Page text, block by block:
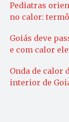
Pediatras
no calor:
Goiás deve
e com calor
Onda de calor
interior de